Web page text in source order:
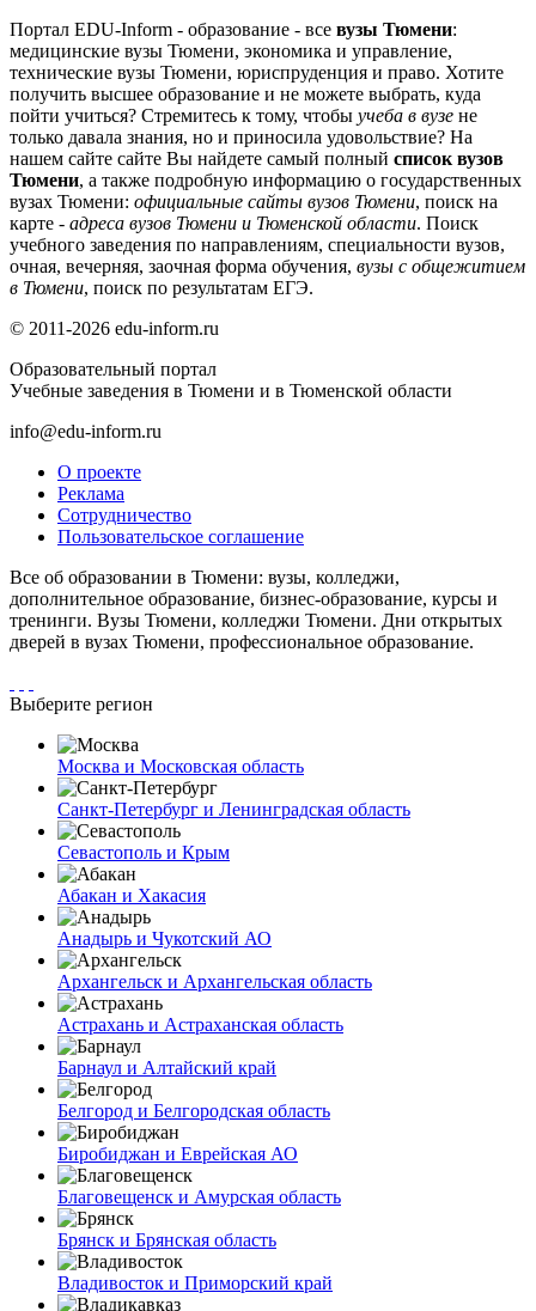
Портал EDU-Inform - образование - все вузы Тюмени:
медицинские вузы Тюмени, экономика и управление,
технические вузы Тюмени, юриспруденция и право. Хотите
получить высшее образование и не можете выбрать, куда
пойти учиться? Стремитесь к тому, чтобы учеба в вузе не
только давала знания, но и приносила удовольствие? На
нашем сайте сайте Вы найдете самый полный список вузов
Тюмени, а также подробную информацию о государственных
вузах Тюмени: официальные сайты вузов Тюмени, поиск на
карте - адреса вузов Тюмени и Тюменской области. Поиск
учебного заведения по направлениям, специальности вузов,
очная, вечерняя, заочная форма обучения, вузы с общежитием
в Тюмени, поиск по результатам ЕГЭ.
© 2011-2026 edu-inform.ru
Образовательный портал
Учебные заведения в Тюмени и в Тюменской области
info@edu-inform.ru
О проекте
Реклама
Сотрудничество
Пользовательское соглашение
Все об образовании в Тюмени: вузы, колледжи,
дополнительное образование, бизнес-образование, курсы и
тренинги. Вузы Тюмени, колледжи Тюмени. Дни открытых
дверей в вузах Тюмени, профессиональное образование.
Выберите регион
Москва и Московская область
Санкт-Петербург и Ленинградская область
Севастополь и Крым
Абакан и Хакасия
Анадырь и Чукотский АО
Архангельск и Архангельская область
Астрахань и Астраханская область
Барнаул и Алтайский край
Белгород и Белгородская область
Биробиджан и Еврейская АО
Благовещенск и Амурская область
Брянск и Брянская область
Владивосток и Приморский край